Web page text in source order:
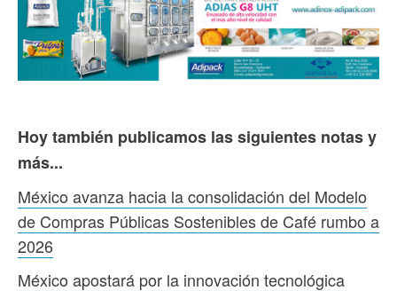
Hoy también publicamos las siguientes notas y
más...
México avanza hacia la consolidación del Modelo
de Compras Públicas Sostenibles de Café rumbo a
2026
México apostará por la innovación tecnológica